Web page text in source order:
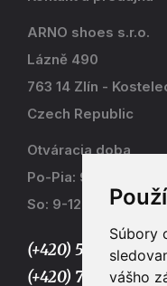
Súbory
vášho
ARNO shoes s.r.o.
Lázně 490
763 14 Zlín -
Czech Republic
Otváracia doba
Po-Pia: 9-17
So: 9-12
(+420) 577 915 036,
(+420) 773 667 390